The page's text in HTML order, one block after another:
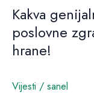
Kakva
poslovne
hrane!
Vijesti / sanel